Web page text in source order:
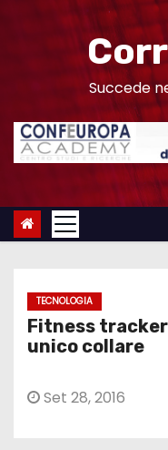
n
Succede
TECNOLOGIA
Fitness tracker
unico collare
Set 28, 2016